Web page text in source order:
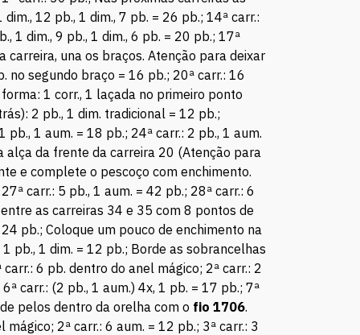
12 pb., 1 dim., 7 pb. = 26 pb.; 14ª carr.:
1 dim., 9 pb., 1 dim., 6 pb. = 20 pb.; 17ª
carreira, una os braços. Atenção para deixar
no segundo braço = 16 pb.; 20ª carr.: 16
1 corr., 1 laçada no primeiro ponto
2 pb., 1 dim. tradicional = 12 pb.;
1 aum. = 18 pb.; 24ª carr.: 2 pb., 1 aum.
alça da frente da carreira 20 (Atenção para
e complete o pescoço com enchimento.
carr.: 5 pb., 1 aum. = 42 pb.; 28ª carr.: 6
as carreiras 34 e 35 com 8 pontos de
pb.; Coloque um pouco de enchimento na
pb., 1 dim. = 12 pb.; Borde as sobrancelhas
6 pb. dentro do anel mágico; 2ª carr.: 2
carr.: (2 pb., 1 aum.) 4x, 1 pb. = 17 pb.; 7ª
pelos dentro da orelha com o fio 1706.
2ª carr.: 6 aum. = 12 pb.; 3ª carr.: 3